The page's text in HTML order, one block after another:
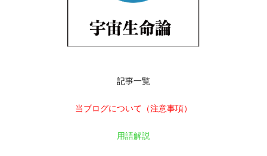
記事一覧
当ブログについて（注意事項）
用語解説